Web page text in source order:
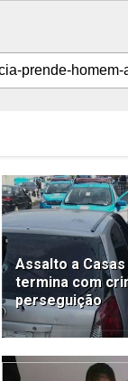
Assalto a
termina com
perseguição